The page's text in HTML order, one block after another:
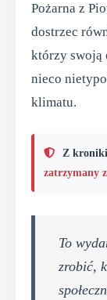
Pożarna z
dostrzec
którzy swoją
nieco
klimatu.
Z
zatrzymany
To
zrobić,